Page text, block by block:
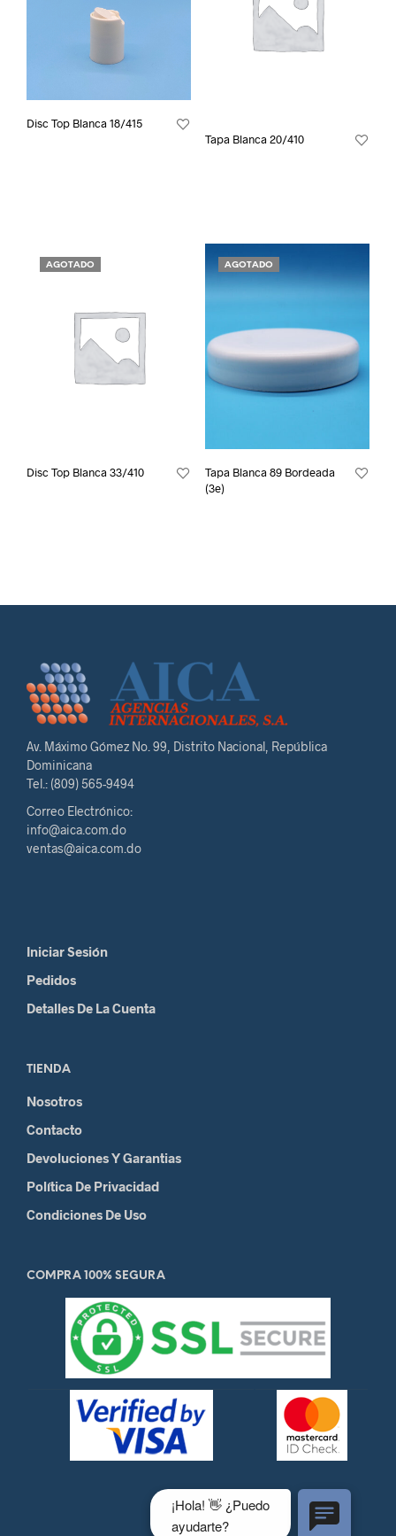
Disc Top Blanca 18/415
Tapa Blanca 20/410
AGOTADO
Disc Top Blanca 33/410
AGOTADO
Tapa Blanca 89 Bordeada
(3e)
Av. Máximo Gómez No. 99, Distrito Nacional, República
Dominicana
Tel.: (809) 565-9494
Correo Electrónico:
info@aica.com.do
ventas@aica.com.do
Iniciar Sesión
Pedidos
Detalles De La Cuenta
TIENDA
Nosotros
Contacto
Devoluciones Y Garantias
Política De Privacidad
Condiciones De Uso
COMPRA 100% SEGURA